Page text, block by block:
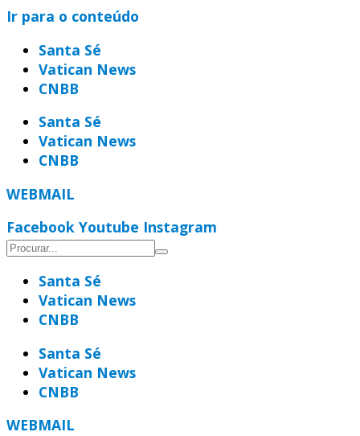
Ir para o conteúdo
Santa Sé
Vatican News
CNBB
Santa Sé
Vatican News
CNBB
WEBMAIL
Facebook Youtube Instagram
Santa Sé
Vatican News
CNBB
Santa Sé
Vatican News
CNBB
WEBMAIL